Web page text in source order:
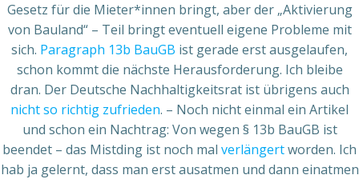
Gesetz für die Mieter*innen bringt, aber der „Aktivierung
von Bauland“ – Teil bringt eventuell eigene Probleme mit
sich. Paragraph 13b BauGB ist gerade erst ausgelaufen,
schon kommt die nächste Herausforderung. Ich bleibe
dran. Der Deutsche Nachhaltigkeitsrat ist übrigens auch
nicht so richtig zufrieden. – Noch nicht einmal ein Artikel
und schon ein Nachtrag: Von wegen § 13b BauGB ist
beendet – das Mistding ist noch mal verlängertworden. Ich
hab ja gelernt, dass man erst ausatmen und dann einatmen